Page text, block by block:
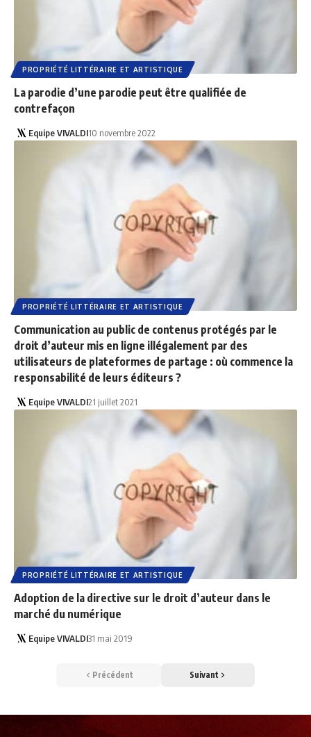
PROPRIÉTÉ LITTÉRAIRE ET ARTISTIQUE
La parodie d’une parodie peut être qualifiée de
contrefaçon
Equipe VIVALDI10 novembre 2022
PROPRIÉTÉ LITTÉRAIRE ET ARTISTIQUE
Communication au public de contenus protégés par le
droit d’auteur mis en ligne illégalement par des
utilisateurs de plateformes de partage : où commence la
responsabilité de leurs éditeurs ?
Equipe VIVALDI21 juillet 2021
PROPRIÉTÉ LITTÉRAIRE ET ARTISTIQUE
Adoption de la directive sur le droit d’auteur dans le
marché du numérique
Equipe VIVALDI31 mai 2019
Précédent Suivant